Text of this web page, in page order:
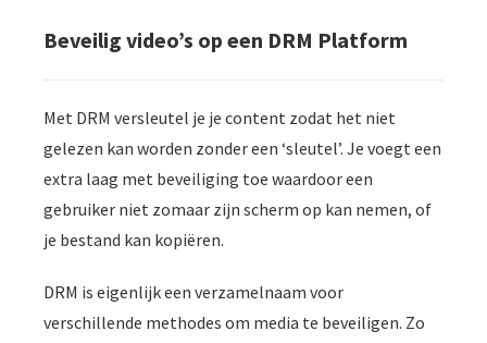
Beveilig video’s op een DRM Platform
Met DRM versleutel je je content zodat het niet
gelezen kan worden zonder een ‘sleutel’. Je voegt een
extra laag met beveiliging toe waardoor een
gebruiker niet zomaar zijn scherm op kan nemen, of
je bestand kan kopiëren.
DRM is eigenlijk een verzamelnaam voor
verschillende methodes om media te beveiligen. Zo